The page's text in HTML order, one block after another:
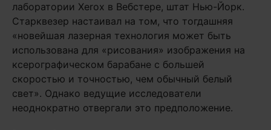
лаборатории Xerox в Вебстере, штат Нью-Йорк.
Старквезер настаивал на том, что тогдашняя
«новейшая лазерная технология может быть
использована для «рисования» изображения на
ксерографическом барабане с большей
скоростью и точностью, чем обычный белый
свет». Однако ведущие исследователи
неоднократно отвергали это предположение.